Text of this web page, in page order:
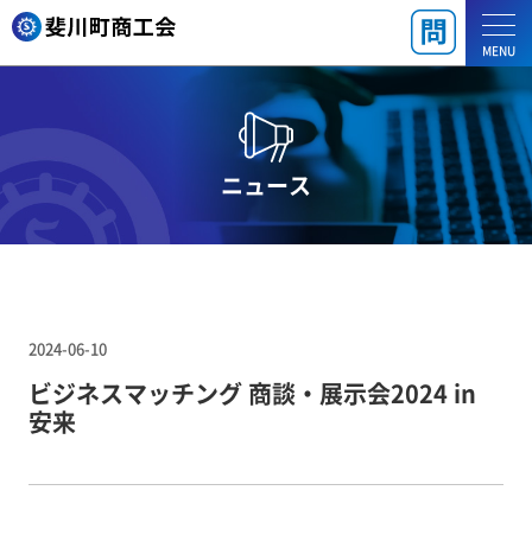
MENU
ニュース
2024-06-10
ビジネスマッチング 商談・展示会2024 in
安来